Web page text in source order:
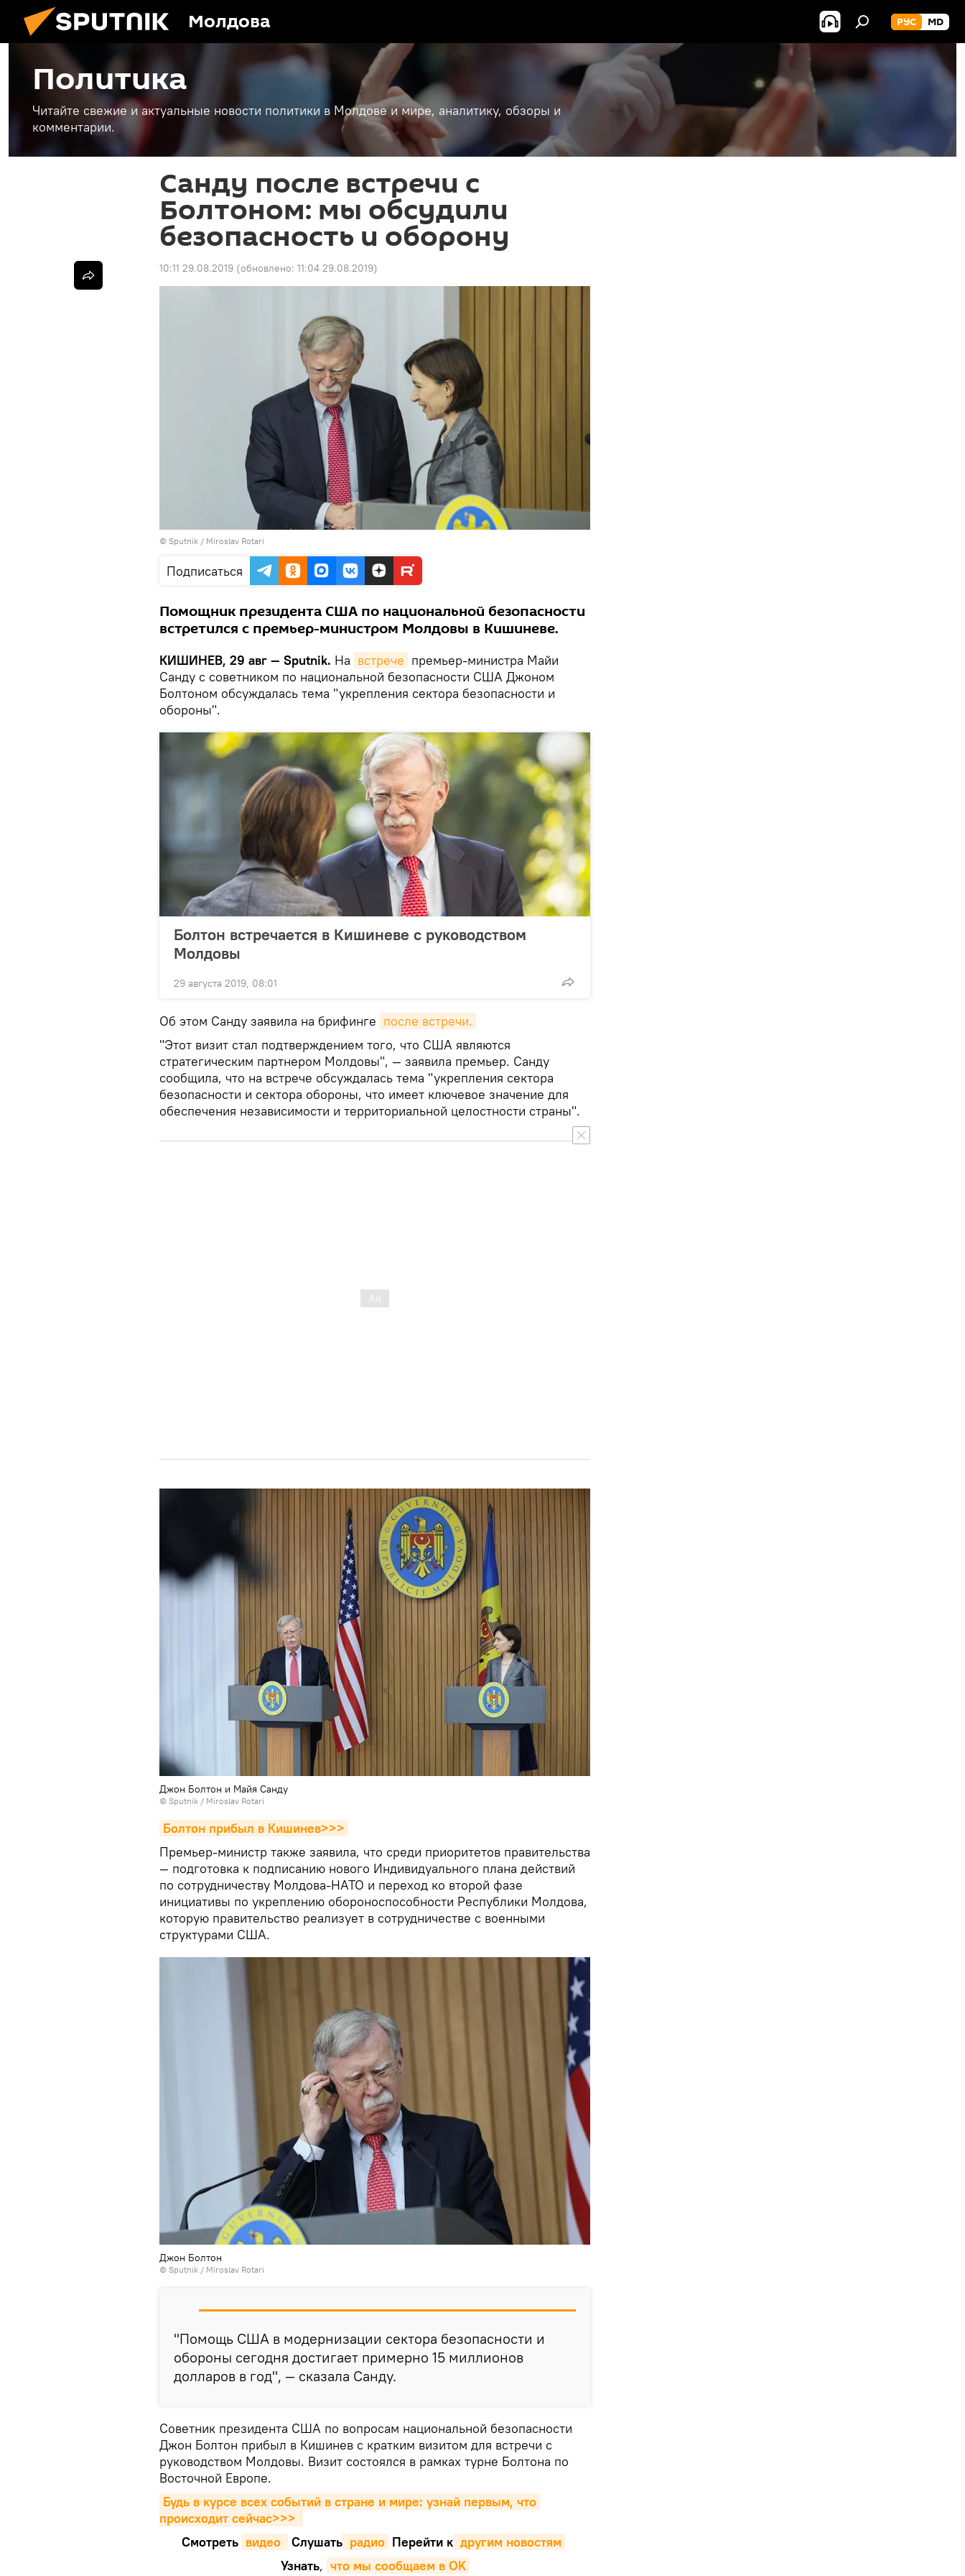
Молдова РУС MD
Политика
Читайте свежие и актуальные новости политики в Молдове и мире, аналитику, обзоры и
комментарии.
Санду после встречи с
Болтоном: мы обсудили
безопасность и оборону
10:11 29.08.2019 (обновлено: 11:04 29.08.2019)
© Sputnik / Miroslav Rotari
Подписаться
Помощник президента США по национальной безопасности
встретился с премьер-министром Молдовы в Кишиневе.
КИШИНЕВ, 29 авг — Sputnik. На встрече премьер-министра Майи
Санду с советником по национальной безопасности США Джоном
Болтоном обсуждалась тема "укрепления сектора безопасности и
обороны".
Болтон встречается в Кишиневе с руководством
Молдовы
29 августа 2019, 08:01
Об этом Санду заявила на брифинге после встречи.
"Этот визит стал подтверждением того, что США являются
стратегическим партнером Молдовы", — заявила премьер. Санду
сообщила, что на встрече обсуждалась тема "укрепления сектора
безопасности и сектора обороны, что имеет ключевое значение для
обеспечения независимости и территориальной целостности страны".
Джон Болтон и Майя Санду
© Sputnik / Miroslav Rotari
Болтон прибыл в Кишинев>>>
Премьер-министр также заявила, что среди приоритетов правительства
— подготовка к подписанию нового Индивидуального плана действий
по сотрудничеству Молдова-НАТО и переход ко второй фазе
инициативы по укреплению обороноспособности Республики Молдова,
которую правительство реализует в сотрудничестве с военными
структурами США.
Джон Болтон
© Sputnik / Miroslav Rotari
"Помощь США в модернизации сектора безопасности и
обороны сегодня достигает примерно 15 миллионов
долларов в год", — сказала Санду.
Советник президента США по вопросам национальной безопасности
Джон Болтон прибыл в Кишинев с кратким визитом для встречи с
руководством Молдовы. Визит состоялся в рамках турне Болтона по
Восточной Европе.
Будь в курсе всех событий в стране и мире: узнай первым, что
происходит сейчаc>>>
Смотреть видео Cлушать радио Перейти к другим новостям
Узнать, что мы сообщаем в OK